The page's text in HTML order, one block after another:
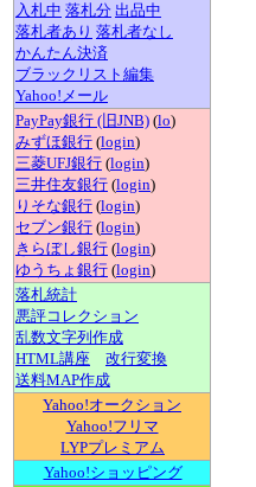
入札中 落札分 出品中
落札者あり 落札者なし
かんたん決済
ブラックリスト編集
Yahoo!メール
PayPay銀行 (旧JNB) (lo)
みずほ銀行 (login)
三菱UFJ銀行 (login)
三井住友銀行 (login)
りそな銀行 (login)
セブン銀行 (login)
きらぼし銀行 (login)
ゆうちょ銀行 (login)
落札統計
悪評コレクション
乱数文字列作成
HTML講座
改行変換
送料MAP作成
Yahoo!オークション
Yahoo!フリマ
LYPプレミアム
Yahoo!ショッピング